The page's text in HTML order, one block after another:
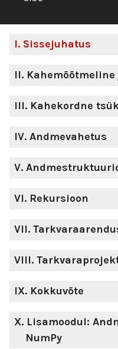
I. Sissejuhatus
II.
III. Kahekordne
IV. Andmevahetus
V.
VI. Rekursioon
VII.
VIII.
IX. Kokkuvõte
X. Lisamoodul:
NumPy